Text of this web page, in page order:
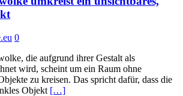
0
die aufgrund ihrer Gestalt als
wird, scheint um ein Raum ohne
zu kreisen. Das spricht dafür, dass die
Objekt […]